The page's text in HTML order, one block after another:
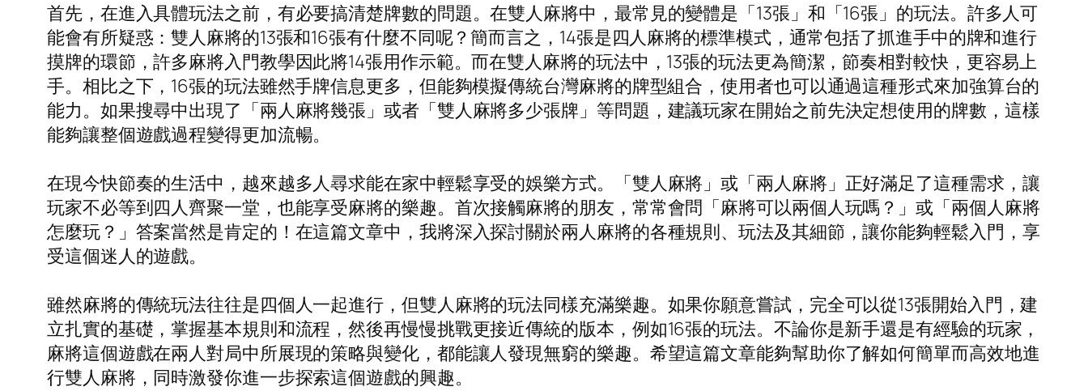
首先，在進入具體玩法之前，有必要搞清楚牌數的問題。在雙人麻將中，最常見的變體是「13張」和「16張」的玩法。許多人可
能會有所疑惑：雙人麻將的13張和16張有什麼不同呢？簡而言之，14張是四人麻將的標準模式，通常包括了抓進手中的牌和進行
摸牌的環節，許多麻將入門教學因此將14張用作示範。而在雙人麻將的玩法中，13張的玩法更為簡潔，節奏相對較快，更容易上
手。相比之下，16張的玩法雖然手牌信息更多，但能夠模擬傳統台灣麻將的牌型組合，使用者也可以通過這種形式來加強算台的
能力。如果搜尋中出現了「兩人麻將幾張」或者「雙人麻將多少張牌」等問題，建議玩家在開始之前先決定想使用的牌數，這樣
能夠讓整個遊戲過程變得更加流暢。
在現今快節奏的生活中，越來越多人尋求能在家中輕鬆享受的娛樂方式。「雙人麻將」或「兩人麻將」正好滿足了這種需求，讓
玩家不必等到四人齊聚一堂，也能享受麻將的樂趣。首次接觸麻將的朋友，常常會問「麻將可以兩個人玩嗎？」或「兩個人麻將
怎麼玩？」答案當然是肯定的！在這篇文章中，我將深入探討關於兩人麻將的各種規則、玩法及其細節，讓你能夠輕鬆入門，享
受這個迷人的遊戲。
雖然麻將的傳統玩法往往是四個人一起進行，但雙人麻將的玩法同樣充滿樂趣。如果你願意嘗試，完全可以從13張開始入門，建
立扎實的基礎，掌握基本規則和流程，然後再慢慢挑戰更接近傳統的版本，例如16張的玩法。不論你是新手還是有經驗的玩家，
麻將這個遊戲在兩人對局中所展現的策略與變化，都能讓人發現無窮的樂趣。希望這篇文章能夠幫助你了解如何簡單而高效地進
行雙人麻將，同時激發你進一步探索這個遊戲的興趣。